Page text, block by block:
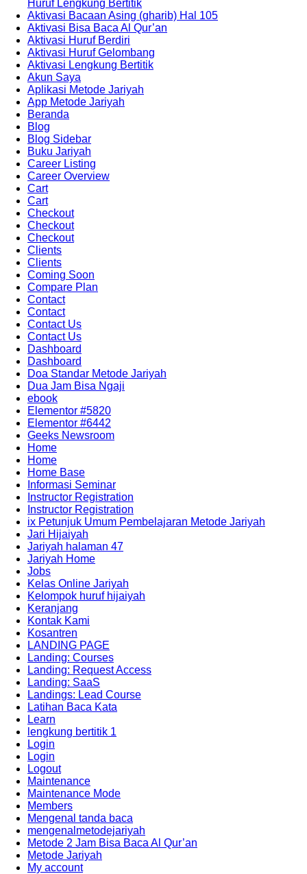
Huruf Lengkung Bertitik
Aktivasi Bacaan Asing (gharib) Hal 105
Aktivasi Bisa Baca Al Qur’an
Aktivasi Huruf Berdiri
Aktivasi Huruf Gelombang
Aktivasi Lengkung Bertitik
Akun Saya
Aplikasi Metode Jariyah
App Metode Jariyah
Beranda
Blog
Blog Sidebar
Buku Jariyah
Career Listing
Career Overview
Cart
Cart
Checkout
Checkout
Checkout
Clients
Clients
Coming Soon
Compare Plan
Contact
Contact
Contact Us
Contact Us
Dashboard
Dashboard
Doa Standar Metode Jariyah
Dua Jam Bisa Ngaji
ebook
Elementor #5820
Elementor #6442
Geeks Newsroom
Home
Home
Home Base
Informasi Seminar
Instructor Registration
Instructor Registration
ix Petunjuk Umum Pembelajaran Metode Jariyah
Jari Hijaiyah
Jariyah halaman 47
Jariyah Home
Jobs
Kelas Online Jariyah
Kelompok huruf hijaiyah
Keranjang
Kontak Kami
Kosantren
LANDING PAGE
Landing: Courses
Landing: Request Access
Landing: SaaS
Landings: Lead Course
Latihan Baca Kata
Learn
lengkung bertitik 1
Login
Login
Logout
Maintenance
Maintenance Mode
Members
Mengenal tanda baca
mengenalmetodejariyah
Metode 2 Jam Bisa Baca Al Qur’an
Metode Jariyah
My account